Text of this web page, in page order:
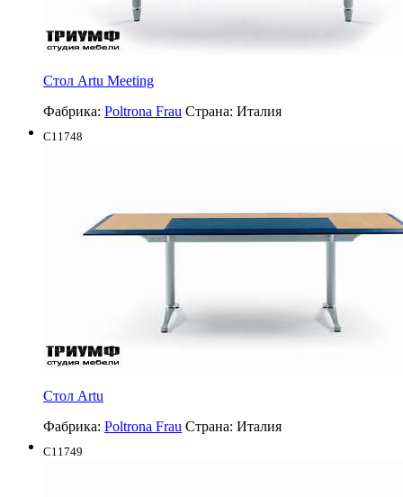
Стол Artu Meeting
Фабрика: Poltrona Frau Страна: Италия
C11748
Стол Artu
Фабрика: Poltrona Frau Страна: Италия
C11749